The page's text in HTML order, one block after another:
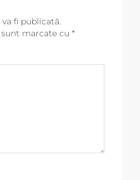
fi publicată.
marcate cu *